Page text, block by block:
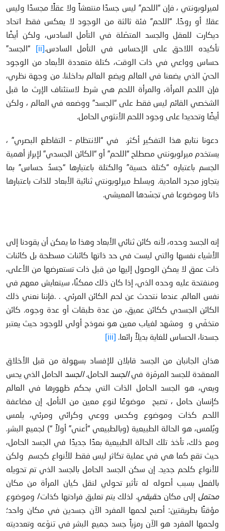
لميرلوبونتي ، فإن “اللحم” ليس جسدًا منتعشاً ولا عقلًا مجسدًا وليس
عقلا أو روحًا. “اللحم” فئة ثالثة من الوجود لا يعكس فقط اتحاد
ديكارت للعقل والجسد المتصّلة في التأمل السادس، ولكن أيضًا
تأكيده اللاحق على الإحساس في التأمل السادس.[ii]
“الجسد”
حساس وواعي في ذات الوقت، كتلة متعددة الأبعاد من الوجود
الحيّ الذي يضعنا في العالم ويضع العالم بداخلنا. من وجهة نظري،
فإن اللحم المرأة، والمرأة اللحم هي شرط لاستئناف الإرث ما قبل
الشخصي القائم ليس فقط على “الجسد” ووضعه في العالم ، ولكن
أيضًا وتحديدا على وجود اللحم الأنثوي الحامل.
دعونا نتابع هذا التفكير أكثر. في “الانتظام – التقاطع البصري” ،
يستخدم ميرلوبونتي مصطلح “اللحم” أو “الكائن الجسدي” لإبراز أهمية
الجسم باعتباره “كتلة حسية” والكتلة باعتبارها “جسدٌ حساس” بما
يتجاوز مجرد المادية. ويسلط ميرلوبونتي ثنائية الأبعاد للذات باعتبارها
ذاتا وموضوعا في تجسّدها المعيشي.
إنه الجسد وحده، لأنه كائن ثنائي الأبعاد وهذا ما يمكن أن يقودنا إلى
الأشياء نفسها والتي ليست في حد ذاتها كائنات مسطحة بل كائنات
ذات عمق لا يمكن الوصول إليها من قبل ذات تستعرضها من الأعلى،
ومنفتحة عليه وحده الذي، إذا كان ذلك ممكنًا، سيتعايش معهم في
نفس العالم. عندما نتحدث عن لحم الكائن المرئي. . .فإننا نعني ذلك
الكائن الجسدي ككائن عميق، من عدة طبقات أو عدة وجوه. كائن
متخفّي و ومشهد لغياب معين هو نموذج أولي للوجود حيث يعتبر
جسدنا، الحساس للغاية بديلاً رائعا. [iii]
هذان الجانبان من الجسد قابلان للإفساد بسهولة من قبل الأخلاق
المعقدة للجسد المرمّزة فيالجسد الحامل.الجسد الحامل الذي يحس
ويعي، هو الجسد الحامل الذات التي بحكم ظهورها في العالم
كإنسان حامل ، تصبح موضوعًا لنوع معين من التأمل. إن مضاعفة
اللحم كذات وموضوع وكحس ووعي وكرائي ومرئي، يلمس
ويُلمس، هو الحالة الطبيعية (وبالطبيعي “أعني” أولاً “) لجميع البشر.
ومع ذلك، تأخذ تلك الحالة الطبيعية بعدًا جديدًا في الجسد الحامل،
حيث تقع كما هي في عملية تكاثر ليس فقط للأنواع كجسم ولكن
للأنواع كلحم جديد. إن سكن الجسد الحامل بالجسد الذي تم تحويله
بالفعل بسبب أصوله له تأثير تحولي لنقل كيان المرأة من مكان
محتمل إلى مكان حقيقي. لذلك يتم تعليق فرادتها كذات/ وموضوع
مؤقتًا بطريقتين: أصبح لحمها المفرد الآن جسدين في مكان واحد؛
ولحمها المفرد هو الآن رمزياً جسد جميع البشر في تنوّعه وتعدديته